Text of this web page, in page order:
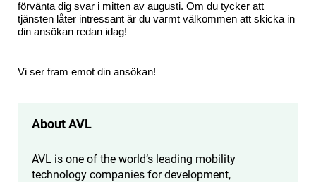
förvänta dig svar i mitten av augusti. Om du tycker att
tjänsten låter intressant är du varmt välkommen att skicka in
din ansökan redan idag!
Vi ser fram emot din ansökan!
About AVL
AVL is one of the world’s leading mobility
technology companies for development,